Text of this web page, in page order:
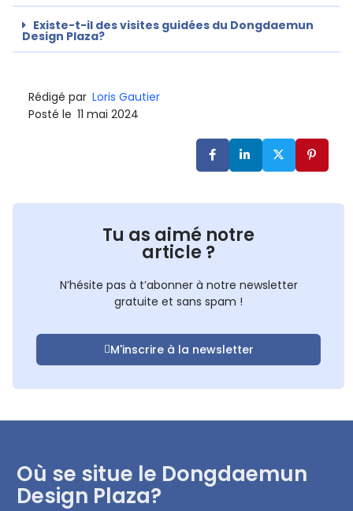
Existe-t-il des visites guidées du Dongdaemun
Design Plaza?
Rédigé par Loris Gautier
Posté le 11 mai 2024
Tu as aimé notre
article ?
N’hésite pas à t’abonner à notre newsletter
gratuite et sans spam !
M'inscrire à la newsletter
Où se situe le Dongdaemun
Design Plaza?